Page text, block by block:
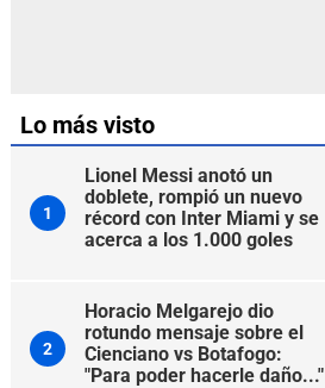
Lo más visto
1
Lionel Messi anotó un
doblete, rompió un nuevo
récord con Inter Miami y se
acerca a los 1.000 goles
2
Horacio Melgarejo dio
rotundo mensaje sobre el
Cienciano vs Botafogo:
"Para poder hacerle daño..."